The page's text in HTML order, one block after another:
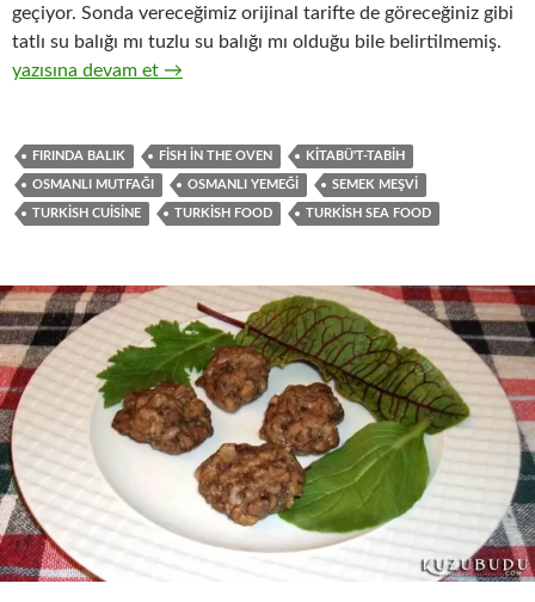
geçiyor. Sonda vereceğimiz orijinal tarifte de göreceğiniz gibi
tatlı su balığı mı tuzlu su balığı mı olduğu bile belirtilmemiş.
BALIK BÜRYAN
yazısına devam et →
FIRINDA BALIK FISH IN THE OVEN KITABÜ'T-TABIH
OSMANLI MUTFAĞI OSMANLI YEMEĞI SEMEK MEŞVI
TURKISH CUISINE TURKISH FOOD TURKISH SEA FOOD